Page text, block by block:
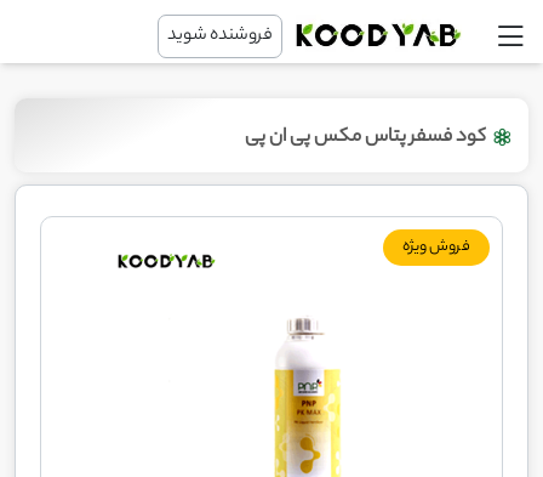
فروشنده شوید
کود فسفر پتاس مکس پی ان پی
فروش ویژه